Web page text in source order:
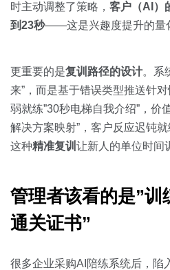
时主动调整了策略， 客户（AI）
到23秒——这是兴趣度提升的量
更重要的是复训路径的设计。系
来”，而是基于错误类型推送针
弱就练”30秒电梯自我介绍”，价
解决方案映射”，客户反应迟钝就
这种精准复训 让新人的单位时间
管理者该看的是”训
通关证书”
很多企业采购AI陪练系统后，陷